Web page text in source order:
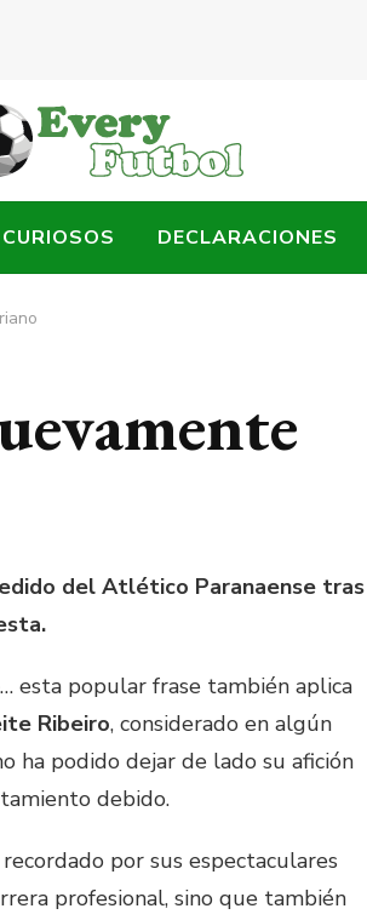
DECLARACIONES
del Atlético Paranaense tras
esta popular frase también aplica
Ribeiro, considerado en algún
ha podido dejar de lado su afición
debido.
por sus espectaculares
profesional, sino que también